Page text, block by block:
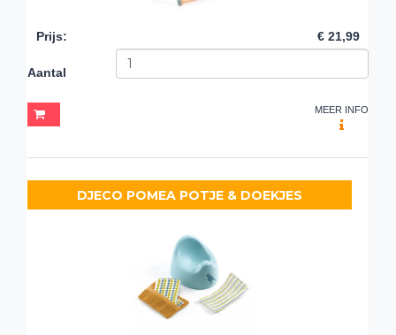
Prijs: € 21,99
Aantal
MEER INFO
DJECO POMEA POTJE & DOEKJES